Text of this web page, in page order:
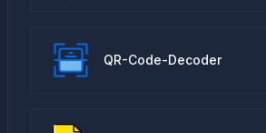
QR-Code-Decoder